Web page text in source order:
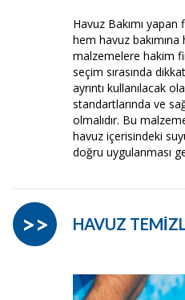
Havuz Bakımı
hem havuz
malzemelere hakim
seçim sırasında
ayrıntı kullanılacak
standartlarında ve
olmalıdır. Bu
havuz içerisindeki
doğru uygulanması
HAVUZ
>>